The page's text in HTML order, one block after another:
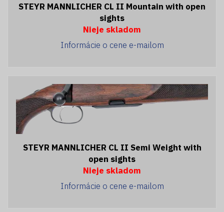
STEYR MANNLICHER CL II Mountain with open
sights
Nieje skladom
Informácie o cene e-mailom
STEYR MANNLICHER CL II Semi Weight with
open sights
Nieje skladom
Informácie o cene e-mailom